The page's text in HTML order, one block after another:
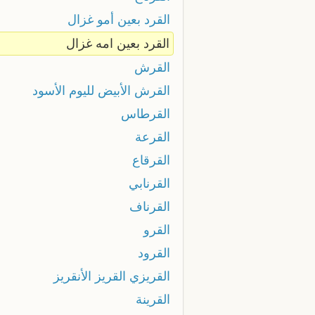
القرد بعين أمو غزال
القرد بعين امه غزال
القرش
القرش الأبيض لليوم الأسود
القرطاس
القرعة
القرقاع
القرنابي
القرناف
القرو
القرود
القريزي القريز الأنقريز
القرينة